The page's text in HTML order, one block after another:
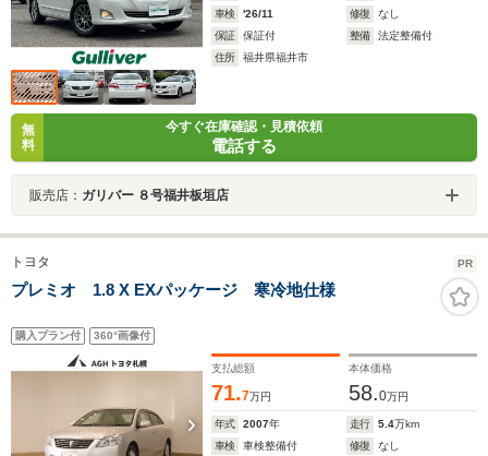
車検
'26/11 修復
なし
保証
保証付 整備
法定整備付
住所
福井県福井市
無
料
今すぐ在庫確認・見積依頼
電話する
販売店： ガリバー ８号福井板垣店
トヨタ PR
プレミオ 1.8 X EXパッケージ 寒冷地仕様
購入プラン付 360°画像付
支払総額
71.7万円
本体価格
58.0万円
年式 2007年 走行 5.4万km
車検
車検整備付 修復
なし